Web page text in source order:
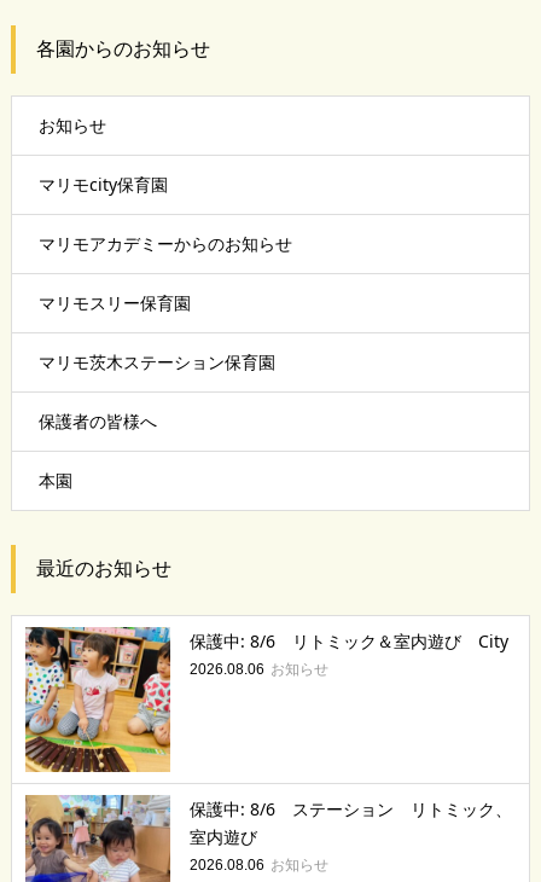
各園からのお知らせ
お知らせ
マリモcity保育園
マリモアカデミーからのお知らせ
マリモスリー保育園
マリモ茨木ステーション保育園
保護者の皆様へ
本園
最近のお知らせ
保護中: 8/6 リトミック＆室内遊び City
2026.08.06 お知らせ
保護中: 8/6 ステーション リトミック、
室内遊び
2026.08.06 お知らせ